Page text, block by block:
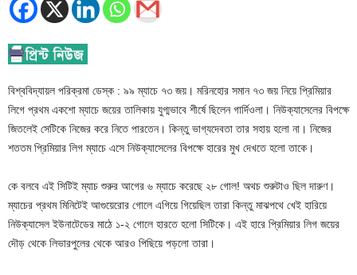
বিশ্ববিদ্যায়ল পরিক্রমা ডেস্ক : ৯৯ ম্যাচে ৭৩ জয়। মরিনহোর সমান ৭৩ জয় নিয়ে প্রিমিয়ার
লিগে প্রথম একশো ম্যাচে জয়ের তালিকায় যুগ্মভাবে শীর্ষে ছিলেন গার্দিওলা। নিউক্যাসেলের বিপক্ষে
জিতলেই সেটিকে নিজের করে নিতে পারতেন। কিন্তু ভাগ্যদেবতা তার সহায় হলো না। নিজের
শততম প্রিমিয়ার লিগ ম্যাচে এসে নিউক্যাসেলের বিপক্ষে হারের মুখ দেখতে হলো তাকে।
কে বলবে এই সিটিই ম্যাচ শুরুর আগের ৬ ম্যাচে করেছে ২৮ গোল! অথচ শুরুটাও ছিল দারুণ।
ম্যাচের প্রথম মিনিটেই আগুয়েরোর গোলে এগিয়ে গিয়েছিল তারা কিন্তু মাঝপথে খেই হারিয়ে
নিউক্যাসেল ইউনাটেডের মাঠে ১-২ গোলে হারতে হলো সিটিকে। এই হারে প্রিমিয়ার লিগ জয়ের
দৌড় থেকে লিভারপুলের থেকে আরও পিছিয়ে পড়লো তারা।